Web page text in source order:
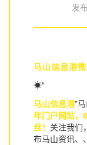
发
马山信息港
☀“
马山信息港”
年门户网站，
丝！ 关注我们
布马山资讯、 、